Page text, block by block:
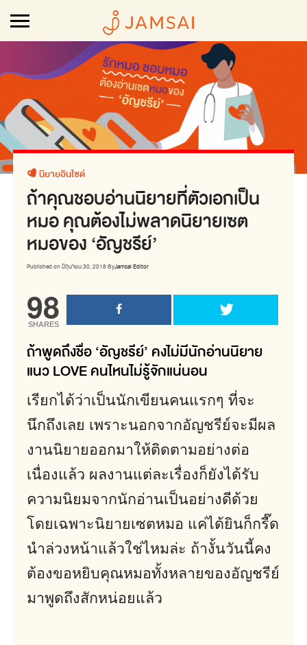
นิยายอินไซด์
ถ้าคุณชอบอ่านนิยายที่ตัวเอกเป็น
หมอ คุณต้องไม่พลาดนิยายเซต
หมอของ ‘อัญชรีย์’
Published on มิถุนายน 30, 2018ByJamsai Editor
98
SHARES
ถ้าพูดถึงชื่อ ‘อัญชรีย์’ คงไม่มีนักอ่านนิยาย
แนว LOVE คนไหนไม่รู้จักแน่นอน
เรียกได้ว่าเป็นนักเขียนคนแรกๆ ที่จะ
นึกถึงเลย เพราะนอกจากอัญชรีย์จะมีผล
งานนิยายออกมาให้ติดตามอย่างต่อ
เนื่องแล้ว ผลงานแต่ละเรื่องก็ยังได้รับ
ความนิยมจากนักอ่านเป็นอย่างดีด้วย
โดยเฉพาะนิยายเซตหมอ แค่ได้ยินก็กรี๊ด
นำล่วงหน้าแล้วใช่ไหมล่ะ ถ้างั้นวันนี้คง
ต้องขอหยิบคุณหมอทั้งหลายของอัญชรีย์
มาพูดถึงสักหน่อยแล้ว